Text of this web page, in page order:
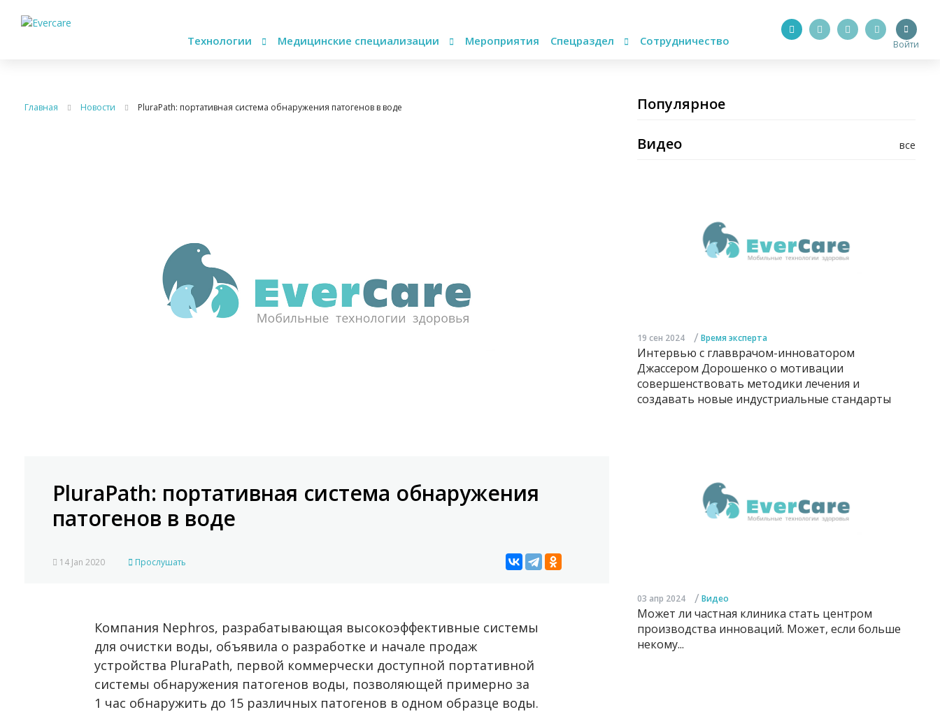
Технологии Медицинские специализации Мероприятия Спецраздел Сотрудничество Войти
Главная Новости PluraPath: портативная система обнаружения патогенов в воде
PluraPath: портативная система обнаружения
патогенов в воде
14 Jan 2020 Прослушать
Компания Nephros, разрабатывающая высокоэффективные системы
для очистки воды, объявила о разработке и начале продаж
устройства PluraPath, первой коммерчески доступной портативной
системы обнаружения патогенов воды, позволяющей примерно за
1 час обнаружить до 15 различных патогенов в одном образце воды.
Популярное
все
Видео
19 сен 2024 / Время эксперта
Интервью с главврачом-инноватором
Джассером Дорошенко о мотивации
совершенствовать методики лечения и
создавать новые индустриальные стандарты
03 апр 2024 / Видео
Может ли частная клиника стать центром
производства инноваций. Может, если больше
некому...